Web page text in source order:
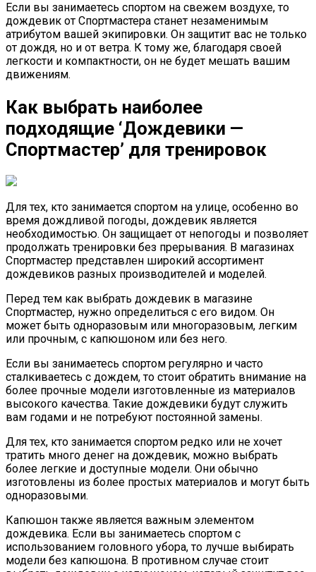
Если вы занимаетесь спортом на свежем воздухе, то
дождевик от Спортмастера станет незаменимым
атрибутом вашей экипировки. Он защитит вас не только
от дождя, но и от ветра. К тому же, благодаря своей
легкости и компактности, он не будет мешать вашим
движениям.
Как выбрать наиболее
подходящие ‘Дождевики —
Спортмастер’ для тренировок
Для тех, кто занимается спортом на улице, особенно во
время дождливой погоды, дождевик является
необходимостью. Он защищает от непогоды и позволяет
продолжать тренировки без прерывания. В магазинах
Спортмастер представлен широкий ассортимент
дождевиков разных производителей и моделей.
Перед тем как выбрать дождевик в магазине
Спортмастер, нужно определиться с его видом. Он
может быть одноразовым или многоразовым, легким
или прочным, с капюшоном или без него.
Если вы занимаетесь спортом регулярно и часто
сталкиваетесь с дождем, то стоит обратить внимание на
более прочные модели изготовленные из материалов
высокого качества. Такие дождевики будут служить
вам годами и не потребуют постоянной замены.
Для тех, кто занимается спортом редко или не хочет
тратить много денег на дождевик, можно выбрать
более легкие и доступные модели. Они обычно
изготовлены из более простых материалов и могут быть
одноразовыми.
Капюшон также является важным элементом
дождевика. Если вы занимаетесь спортом с
использованием головного убора, то лучше выбирать
модели без капюшона. В противном случае стоит